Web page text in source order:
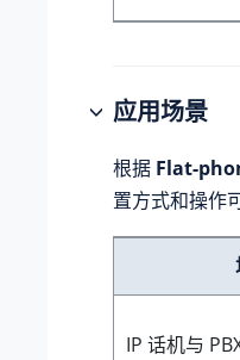
应用场景
根据 Flat-
置方式和操作
IP 话机与